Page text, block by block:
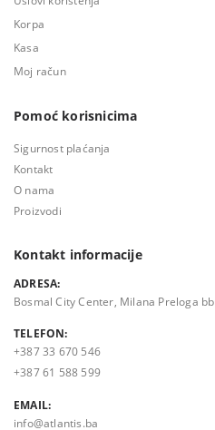
Korpa
Kasa
Moj račun
Pomoć korisnicima
Sigurnost plaćanja
Kontakt
O nama
Proizvodi
Kontakt informacije
ADRESA:
Bosmal City Center, Milana Preloga bb
TELEFON:
+387 33 670 546
+387 61 588 599
EMAIL:
info@atlantis.ba